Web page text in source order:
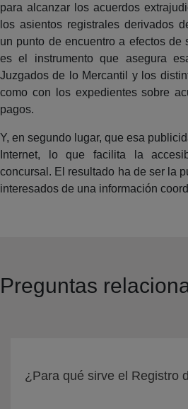
para alcanzar los acuerdos
los asientos registrales derivados
un punto de encuentro a efectos de
es el instrumento que asegura
Juzgados de lo Mercantil y los
como con los expedientes sobre
pagos.
Y, en segundo lugar, que esa
Internet, lo que facilita la
concursal. El resultado ha de ser la
interesados de una información
Preguntas
¿Para qué sirve el Registro